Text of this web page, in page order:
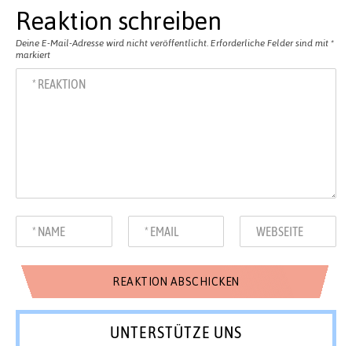
Reaktion schreiben
Deine E-Mail-Adresse wird nicht veröffentlicht. Erforderliche Felder sind mit *
markiert
UNTERSTÜTZE UNS